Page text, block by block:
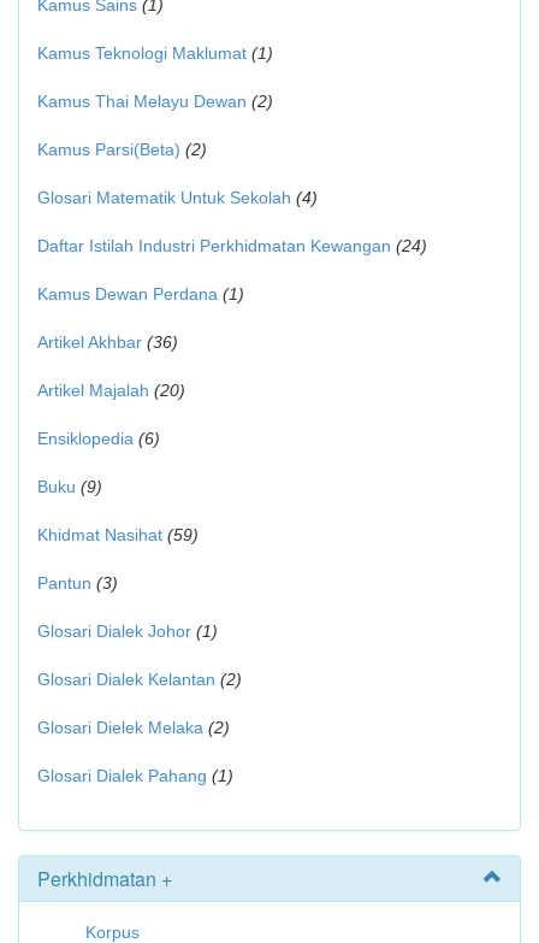
Kamus Sains (1)
Kamus Teknologi Maklumat (1)
Kamus Thai Melayu Dewan (2)
Kamus Parsi(Beta) (2)
Glosari Matematik Untuk Sekolah (4)
Daftar Istilah Industri Perkhidmatan Kewangan (24)
Kamus Dewan Perdana (1)
Artikel Akhbar (36)
Artikel Majalah (20)
Ensiklopedia (6)
Buku (9)
Khidmat Nasihat (59)
Pantun (3)
Glosari Dialek Johor (1)
Glosari Dialek Kelantan (2)
Glosari Dielek Melaka (2)
Glosari Dialek Pahang (1)
Perkhidmatan +
Korpus